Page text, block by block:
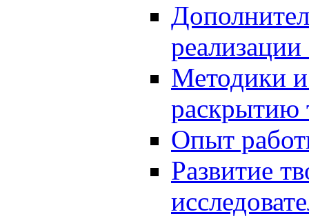
Методики
раскрытию
Опыт
Развитие